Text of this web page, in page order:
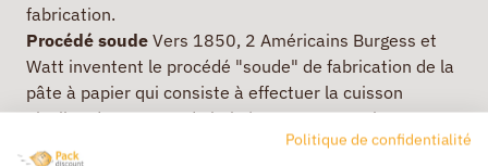
fabrication.
Procédé soude Vers 1850, 2 Américains Burgess et
Watt inventent le procédé "soude" de fabrication de la
pâte à papier qui consiste à effectuer la cuisson
alcaline de copeaux de bois à 150°C. La couleur
marron de la pâte à papier destine ce papier à
Politique de confidentialité